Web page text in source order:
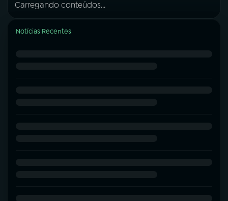
Carregando conteúdos...
Notícias Recentes